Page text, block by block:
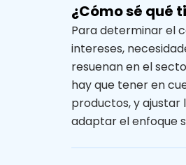
¿Cómo sé qué
Para determinar el
intereses,
resuenan en el
hay que tener en
productos, y ajustar
adaptar el enfoque